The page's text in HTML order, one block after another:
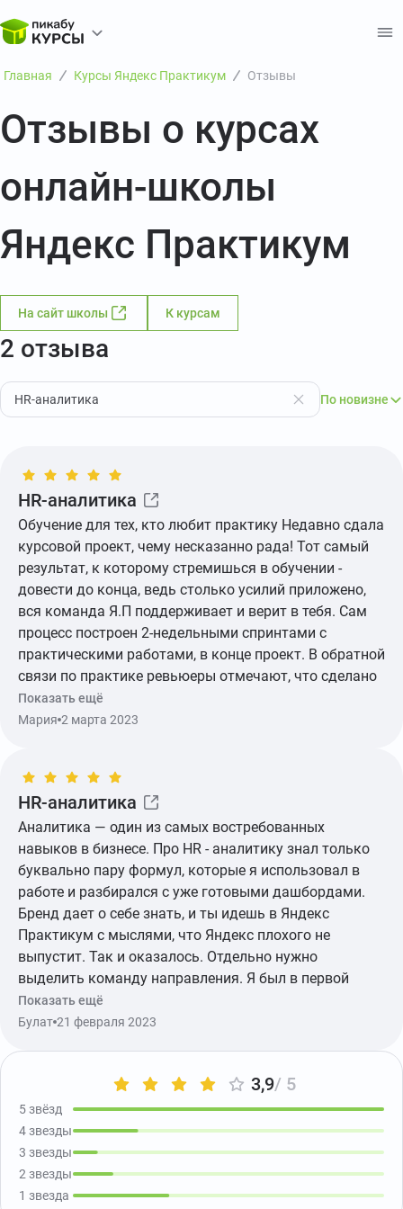
Главная Курсы Яндекс Практикум Отзывы
Отзывы о курсах
онлайн-школы
Яндекс Практикум
На сайт школы К курсам
2 отзыва
HR-аналитика По новизне
HR-аналитика
Обучение для тех, кто любит практику Недавно сдала
курсовой проект, чему несказанно рада! Тот самый
результат, к которому стремишься в обучении -
довести до конца, ведь столько усилий приложено,
вся команда Я.П поддерживает и верит в тебя. Сам
процесс построен 2-недельными спринтами с
практическими работами, в конце проект. В обратной
связи по практике ревьюеры отмечают, что сделано
на хорошем уровне, что требует доработки. Нет
чувства, что сдаешь для галочки. Теория необычного
чтобы узнать больше о C&B, используя свои навыки
работы с данными.
Показать ещё
Мария 2 марта 2023
HR-аналитика
Аналитика — один из самых востребованных
навыков в бизнесе. Про HR - аналитику знал только
буквально пару формул, которые я использовал в
работе и разбирался с уже готовыми дашбордами.
Бренд дает о себе знать, и ты идешь в Яндекс
Практикум с мыслями, что Яндекс плохого не
выпустит. Так и оказалось. Отдельно нужно
выделить команду направления. Я был в первой
когорте, конечно, не обошлось без каких-то опечаток,
неточностей, но стоило написать об этом, как в
выходной или нет). Ревьюеры не только
профессионалы, но и мотиваторы. Обратная связь
была корректирующая и тебе хотелось исправить
какие-то недочеты в проектах, чтобы получить
дополнительный «комплимент» от них. Теперь к
наполнению. Однозначно курс не для начинающих.
Показать ещё
Булат 21 февраля 2023
3,9/ 5
5 звёзд
4 звезды
3 звезды
2 звезды
1 звезда